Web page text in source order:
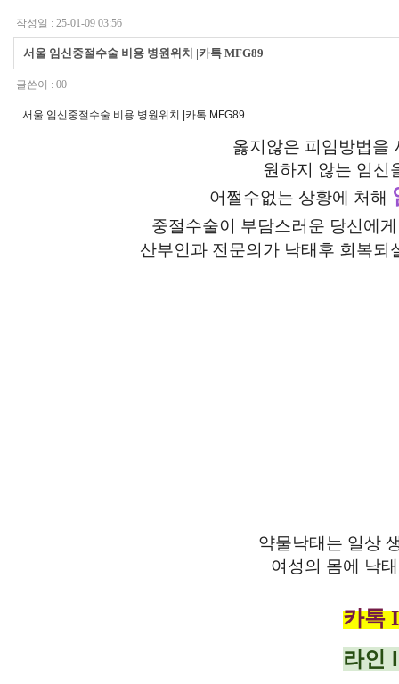
작성일 : 25-01-09 03:56
서울 임신중절수술 비용 병원위치 |카톡 MFG89
글쓴이 : 00
서울 임신중절수술 비용 병원위치 |카톡 MFG89
옳지않은 피임방법을
원하지 않는 임신
어쩔수없는 상황에 처해
중절수술이 부담스러운 당신에게
산부인과 전문의가 낙태후 회복되
약물낙태는 일상
여성의 몸에 낙
카톡
라인